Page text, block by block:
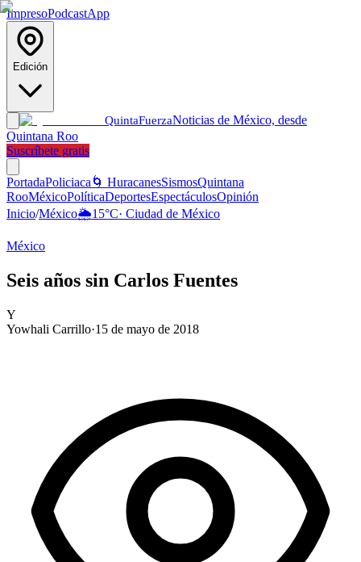
ImpresoPodcastApp
Edición
QuintaFuerzaNoticias de México, desde
Quintana Roo
Suscríbete gratis
PortadaPoliciaca 🌀 HuracanesSismosQuintana
RooMéxicoPolíticaDeportesEspectáculosOpinión
Inicio/México🌦️15°C· Ciudad de México
México
Seis años sin Carlos Fuentes
Y
Yowhali Carrillo·15 de mayo de 2018